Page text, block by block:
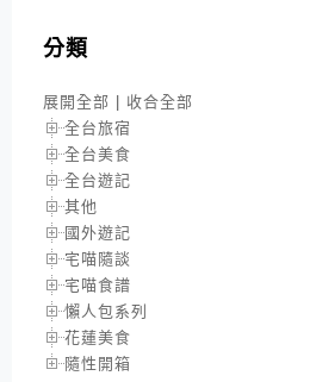
分類
展開全部
收合全部
全台旅宿
全台美食
全台遊記
其他
國外遊記
宅喵隨談
宅喵食譜
懶人包系列
花蓮美食
隨性開箱